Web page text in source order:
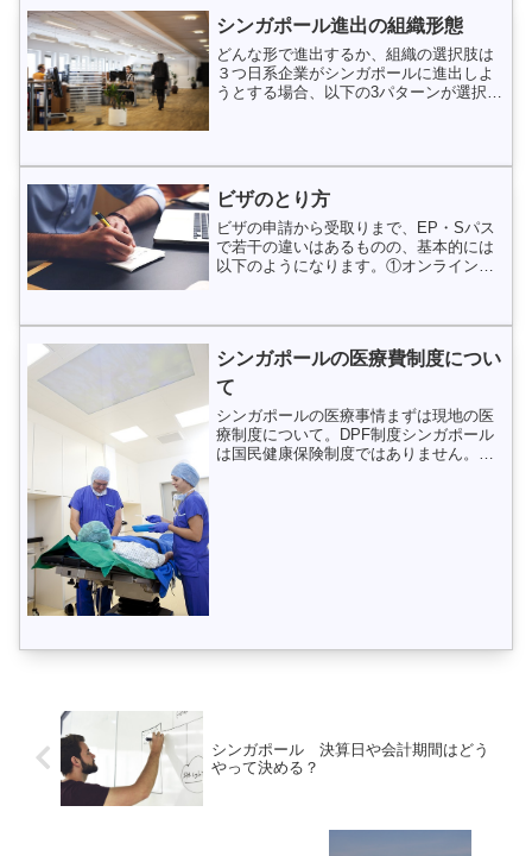
国企業の一部である。この...
シンガポール進出の組織形態
どんな形で進出するか、組織の選択肢は
３つ日系企業がシンガポールに進出しよ
うとする場合、以下の3パターンが選択肢
家安全保障に係...
ビザのとり方
ビザの申請から受取りまで、EP・Sパス
で若干の違いはあるものの、基本的には
以下のようになります。①オンライン申
（英文）上記の書類をスキャンして通常
シンガポールの医療費制度につい
て
シンガポールの医療事情まずは現地の医
療制度について。DPF制度シンガポール
は国民健康保険制度ではありません。シ
シンガポール 決算日や会計期間はどう
やって決める？